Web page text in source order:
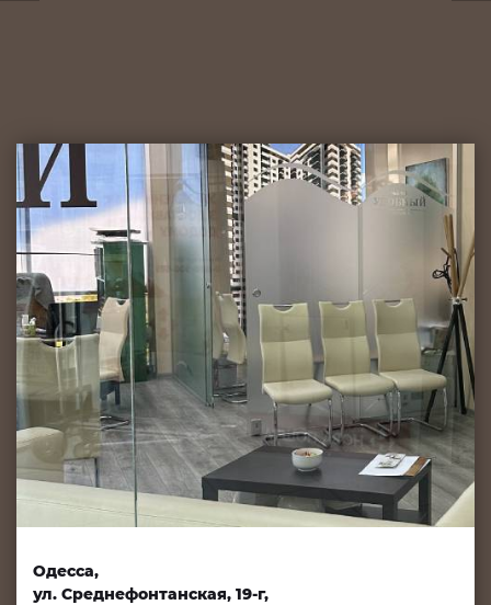
Одесса,
ул. Среднефонтанская, 19-г,